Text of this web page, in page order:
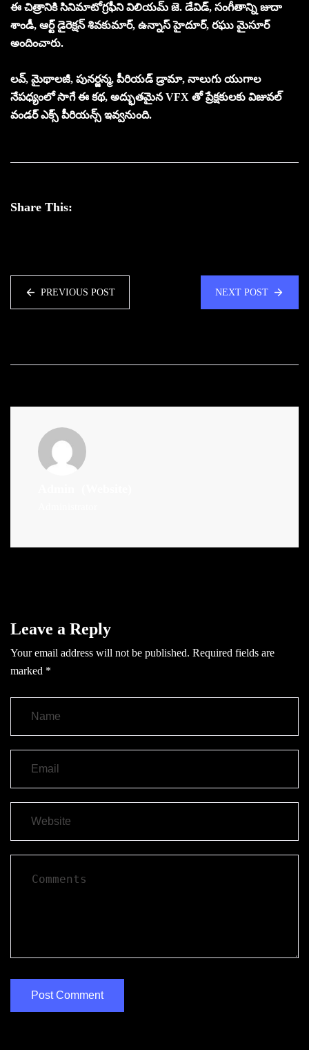
ఈ చిత్రానికి సినిమాటోగ్రఫీని విలియమ్ జె. డేవిడ్, సంగీతాన్ని జుదా
శాండీ, ఆర్ట్‌ డైరెక్షన్‌ శివకుమార్, ఉన్నాస్ హైదూర్, రఘు మైసూర్
అందించారు.
లవ్, మైథాలజీ, పునర్జన్మ, పీరియడ్‌ డ్రామా, నాలుగు యుగాల
నేపధ్యంలో సాగే ఈ కథ, అద్భుతమైన VFX తో ప్రేక్షకులకు విజువల్
వండర్ ఎక్స్ పీరియన్స్ ఇవ్వనుంది.
Share This:
PREVIOUS POST NEXT POST
Leave a Reply
Your email address will not be published. Required fields are
marked *